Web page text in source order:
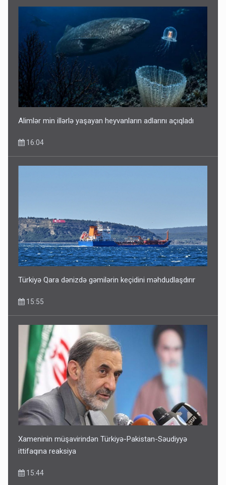
Alimlər min illərlə yaşayan heyvanların adlarını açıqladı
16:04
Türkiyə Qara dənizdə gəmilərin keçidini məhdudlaşdırır
15:55
Xameninin müşavirindən Türkiyə-Pakistan-Səudiyyə
ittifaqına reaksiya
15:44